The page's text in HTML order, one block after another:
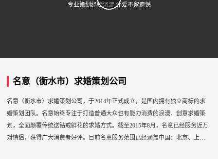
专业策划经验沉淀 让爱不留遗憾
名意（衡水市）求婚策划公司
名意（衡水市）求婚策划公司，于2014年正式成立，是国内拥有独立商标的求
婚策划团队。名意始终专注于打造普通大众也有能力消费的浪漫、创意求婚策
划，全面颠覆传统送钻戒鲜花的求婚方式。截至2015年8月，名意已经服务近万
对情侣，获得广大消费者好评。目前名意服务范围已经涵盖中国：北京、上